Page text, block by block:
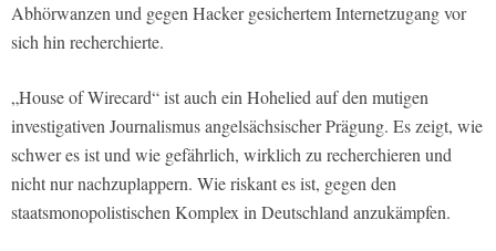
Abhörwanzen und gegen Hacker gesichertem Internetzugang vor
sich hin recherchierte.
„House of Wirecard“ ist auch ein Hohelied auf den mutigen
investigativen Journalismus angelsächsischer Prägung. Es zeigt, wie
schwer es ist und wie gefährlich, wirklich zu recherchieren und
nicht nur nachzuplappern. Wie riskant es ist, gegen den
staatsmonopolistischen Komplex in Deutschland anzukämpfen.